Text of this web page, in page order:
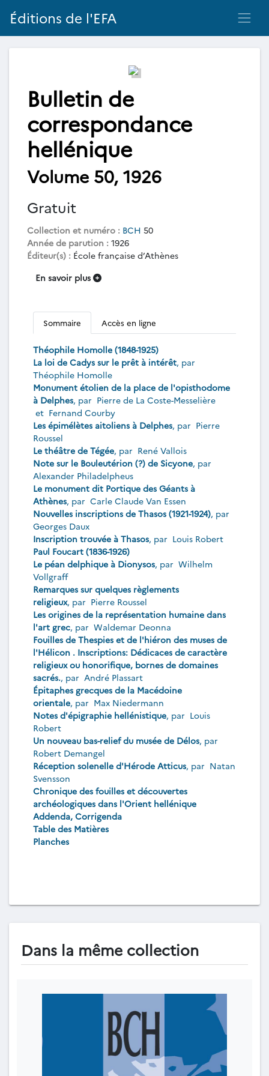
Éditions de l'EFA
Bulletin de
correspondance
hellénique
Volume 50, 1926
Gratuit
Collection et numéro : BCH 50
Année de parution : 1926
Éditeur(s) : École française d’Athènes
En savoir plus
Sommaire Accès en ligne
Théophile Homolle (1848-1925)
La loi de Cadys sur le prêt à intérêt, par
Théophile Homolle
Monument étolien de la place de l'opisthodome
à Delphes, par Pierre de La Coste-Messelière
et Fernand Courby
Les épimélètes aitoliens à Delphes, par Pierre
Roussel
Le théâtre de Tégée, par René Vallois
Note sur le Bouleutérion (?) de Sicyone, par
Alexander Philadelpheus
Le monument dit Portique des Géants à
Athènes, par Carle Claude Van Essen
Nouvelles inscriptions de Thasos (1921-1924), par
Georges Daux
Inscription trouvée à Thasos, par Louis Robert
Paul Foucart (1836-1926)
Le péan delphique à Dionysos, par Wilhelm
Vollgraff
Remarques sur quelques règlements
religieux, par Pierre Roussel
Les origines de la représentation humaine dans
l'art grec, par Waldemar Deonna
Fouilles de Thespies et de l'hiéron des muses de
l'Hélicon . Inscriptions: Dédicaces de caractère
religieux ou honorifique, bornes de domaines
sacrés., par André Plassart
Épitaphes grecques de la Macédoine
orientale, par Max Niedermann
Notes d'épigraphie hellénistique, par Louis
Robert
Un nouveau bas-relief du musée de Délos, par
Robert Demangel
Réception solenelle d'Hérode Atticus, par Natan
Svensson
Chronique des fouilles et découvertes
archéologiques dans l'Orient hellénique
Addenda, Corrigenda
Table des Matières
Planches
Dans la même collection